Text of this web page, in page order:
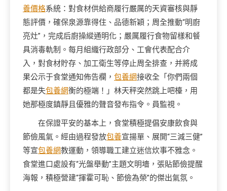
養價格系統：對食材供給商履行嚴厲的天資審核與靜
態評價，確保泉源靠得住、品德新穎；周全推動“明廚
亮灶”，完成后廚操縱通明化；嚴厲履行食物留樣和餐
具消毒軌制。每月組織行政部分、工會代表配合介
入，對食材貯存、加工衛生等停止周全排查，并將成
果公示于食堂通知佈告欄， 包養網接收全「你們兩個
都是失包養網衡的極端！」林天秤突然跳上吧檯，用
她那極度鎮靜且優雅的聲音發布指令。員監視。
在保證平安的基本上，食堂積極提倡安康飲食與
節儉風氣。經由過程發放包養宣揚單、展開“三減三健”
等宣包養網教運動，領導職工建立迷信炊事不雅念。
食堂進口處設有“光盤舉動”主題文明墻，張貼節儉提醒
海報，積極營建“揮霍可恥、節儉為榮”的傑出氣氛。